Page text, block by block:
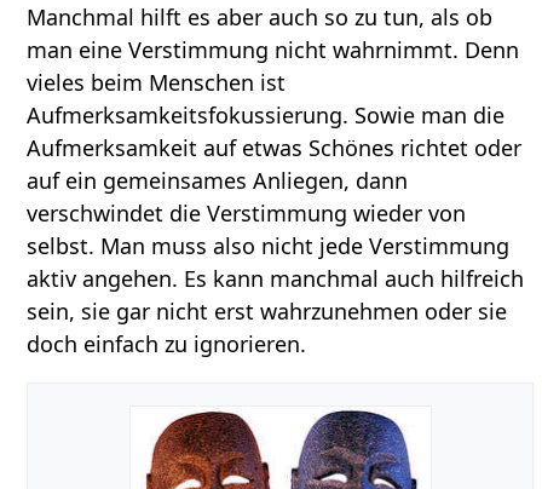
Manchmal hilft es aber auch so zu tun, als ob
man eine Verstimmung nicht wahrnimmt. Denn
vieles beim Menschen ist
Aufmerksamkeitsfokussierung. Sowie man die
Aufmerksamkeit auf etwas Schönes richtet oder
auf ein gemeinsames Anliegen, dann
verschwindet die Verstimmung wieder von
selbst. Man muss also nicht jede Verstimmung
aktiv angehen. Es kann manchmal auch hilfreich
sein, sie gar nicht erst wahrzunehmen oder sie
doch einfach zu ignorieren.